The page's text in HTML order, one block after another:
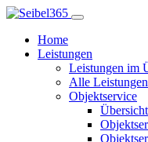
Home
Leistungen
Leistungen im
Alle Leistungen
Objektservice
Übersicht